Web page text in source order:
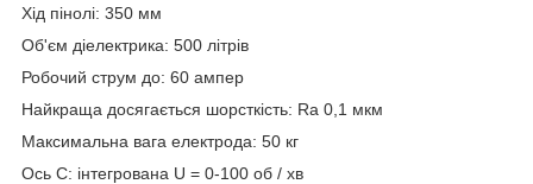
Хід пінолі: 350 мм
Об'єм діелектрика: 500 літрів
Робочий струм до: 60 ампер
Найкраща досягається шорсткість: Ra 0,1 мкм
Максимальна вага електрода: 50 кг
Ось C: інтегрована U = 0-100 об / хв